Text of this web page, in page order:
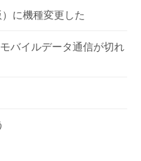
に機種変更した
バイルデータ通信が切れ